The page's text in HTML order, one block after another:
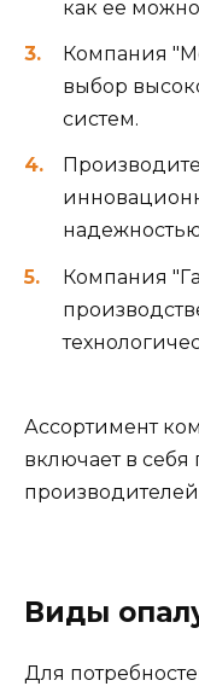
как ее
Компания
выбор
систем.
Компания
Ассортимент
включает в
Виды
Для